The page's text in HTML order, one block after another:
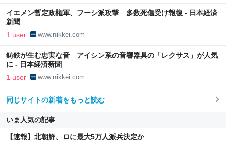
イエメン暫定政権軍、フーシ派攻撃 多数死傷受け報復 - 日本経済
新聞
1 user www.nikkei.com
鋳鉄が生む忠実な音 アイシン系の音響器具の「レクサス」が人気
に - 日本経済新聞
1 user www.nikkei.com
同じサイトの新着をもっと読む
いま人気の記事
【速報】北朝鮮、ロに最大5万人派兵決定か